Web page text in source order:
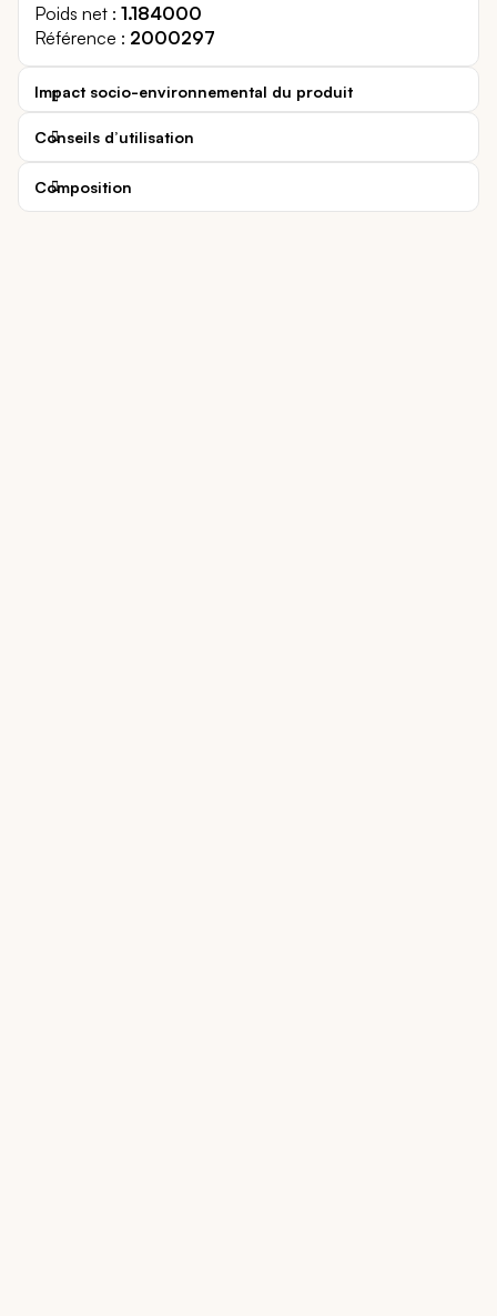
Poids net 1.184000
Référence
2000297
Impact socio-environnemental du produit
Conseils d’utilisation
Composition